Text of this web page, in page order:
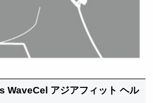
WaveCel アジアフィット ヘル